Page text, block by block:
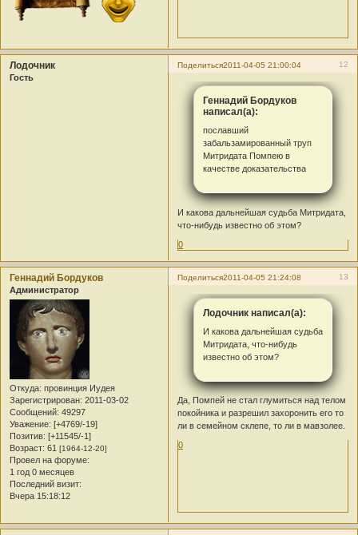
Поделиться 12
2011-04-05 21:00:04
Лодочник
Гость
Геннадий Бордуков
написал(а):
пославший
забальзамированный труп
Митридата Помпею в
качестве доказательства
И какова дальнейшая судьба Митридата,
что-нибудь известно об этом?
0
Поделиться 13
2011-04-05 21:24:08
Геннадий Бордуков
Администратор
Откуда: провинция Иудея
Зарегистрирован: 2011-03-02
Сообщений: 49297
Уважение: [+4769/-19]
Позитив: [+11545/-1]
Возраст: 61 [1964-12-20]
Провел на форуме:
1 год 0 месяцев
Последний визит:
Вчера 15:18:12
Лодочник написал(а):
И какова дальнейшая судьба
Митридата, что-нибудь
известно об этом?
Да, Помпей не стал глумиться над телом
покойника и разрешил захоронить его то
ли в семейном склепе, то ли в мавзолее.
0